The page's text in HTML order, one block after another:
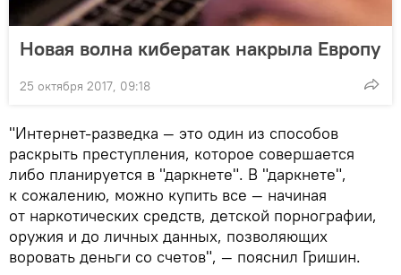
Новая волна кибератак накрыла Европу
25 октября 2017, 09:18
"Интернет-разведка — это один из способов
раскрыть преступления, которое совершается
либо планируется в "даркнете". В "даркнете",
к сожалению, можно купить все — начиная
от наркотических средств, детской порнографии,
оружия и до личных данных, позволяющих
воровать деньги со счетов", — пояснил Гришин.